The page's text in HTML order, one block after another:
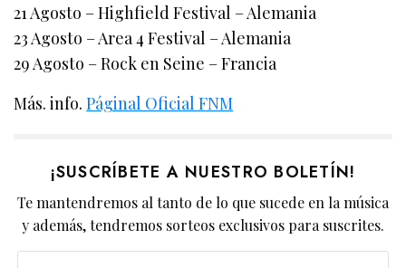
21 Agosto – Highfield Festival – Alemania
23 Agosto – Area 4 Festival – Alemania
29 Agosto – Rock en Seine – Francia
Más. info.Páginal Oficial FNM
¡SUSCRÍBETE A NUESTRO BOLETÍN!
Te mantendremos al tanto de lo que sucede en la música
y además, tendremos sorteos exclusivos para suscrites.